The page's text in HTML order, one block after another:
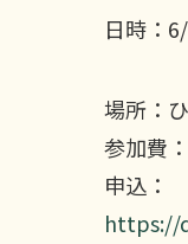
日時：
場所：
参加費
申込：
https://